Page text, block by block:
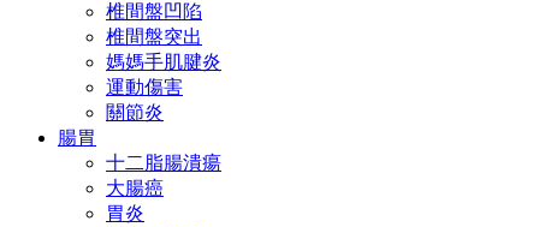
椎間盤凹陷
椎間盤突出
媽媽手肌腱炎
運動傷害
關節炎
腸胃
十二脂腸潰瘍
大腸癌
胃炎